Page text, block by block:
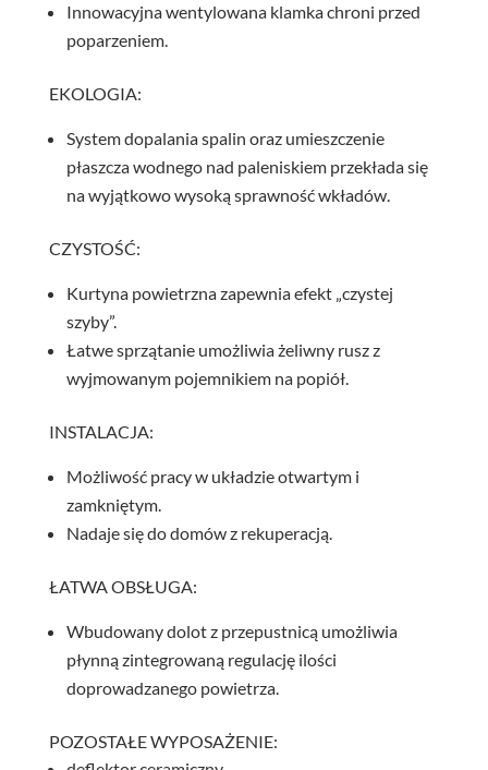
Innowacyjna wentylowana klamka chroni przed
poparzeniem.
EKOLOGIA:
System dopalania spalin oraz umieszczenie
płaszcza wodnego nad paleniskiem przekłada się
na wyjątkowo wysoką sprawność wkładów.
CZYSTOŚĆ:
Kurtyna powietrzna zapewnia efekt „czystej
szyby”.
Łatwe sprzątanie umożliwia żeliwny rusz z
wyjmowanym pojemnikiem na popiół.
INSTALACJA:
Możliwość pracy w układzie otwartym i
zamkniętym.
Nadaje się do domów z rekuperacją.
ŁATWA OBSŁUGA:
Wbudowany dolot z przepustnicą umożliwia
płynną zintegrowaną regulację ilości
doprowadzanego powietrza.
POZOSTAŁE WYPOSAŻENIE: